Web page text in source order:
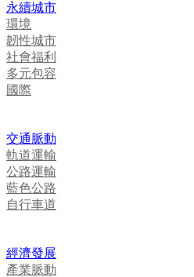
永續城市
環境
韌性城市
社會福利
多元包容
國際
交通脈動
軌道運輸
公路運輸
藍色公路
自行車道
經濟發展
產業脈動